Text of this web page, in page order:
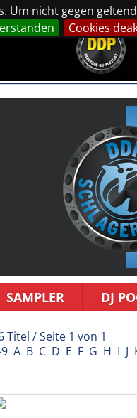
Um nicht gegen
Cookies
SAMPLER DJ
Titel / Seite 1 von 1
A B C D E F G H I J